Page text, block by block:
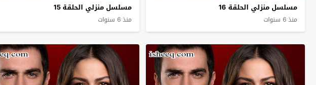
مسلسل منزلي الحلقة 16
منذ 6 سنوات
مسلسل منزلي الحلقة 15
منذ 6 سنوات